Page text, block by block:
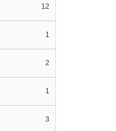
12
1
2
1
3